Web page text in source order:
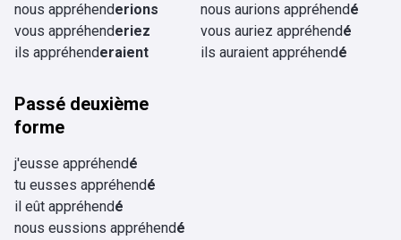
nous appréhenderions
vous appréhenderiez
ils appréhenderaient
nous aurions appréhendé
vous auriez appréhendé
ils auraient appréhendé
Passé deuxième
forme
j'eusse appréhendé
tu eusses appréhendé
il eût appréhendé
nous eussions appréhendé